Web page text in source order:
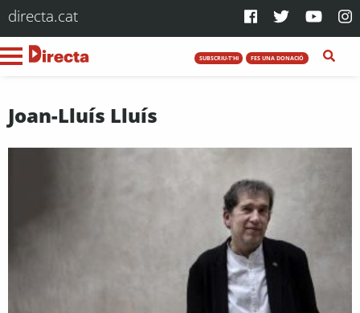
directa.cat
SUBSCRIU-T'HI FES UNA DONACIÓ
Joan-Lluís Lluís